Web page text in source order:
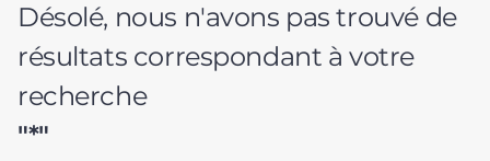
Désolé, nous n'avons pas trouvé de
résultats correspondant à votre
recherche
"*"